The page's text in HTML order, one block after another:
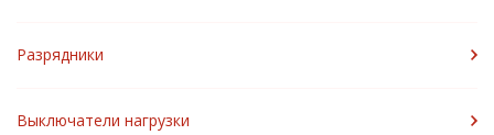
Разрядники
Выключатели нагрузки